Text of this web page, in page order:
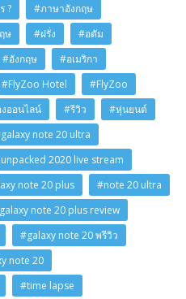
?
#ภาษาอังกฤษ
ษ #ฝรั่ง
#อดัม
#อังกฤษ
#อเมริกา
#FlyZoo Hotel
#FlyZoo
ออนไลน์ #รีวิว
#หุ่นยนต์
note 20 ultra
2020 live stream
note 20 plus
#note 20 ultra
note 20 plus review
#galaxy note 20 พรีวิว
note 20
#time lapse